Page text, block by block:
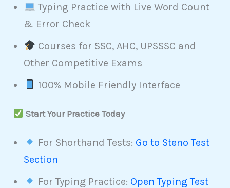
Typing Practice with Live Word Count
& Error Check
Courses for SSC, AHC, UPSSSC and
Other Competitive Exams
100% Mobile Friendly Interface
Start Your Practice Today
For Shorthand Tests: Go to Steno Test
Section
For Typing Practice: Open Typing Test